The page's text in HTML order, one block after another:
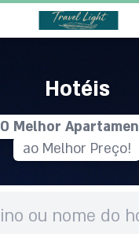
Hotéis
O Melhor Apartamen
ao Melhor Preço!